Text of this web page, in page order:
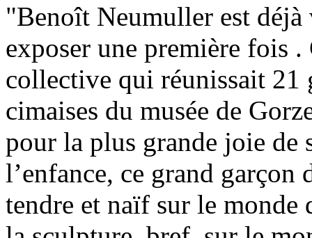
"Benoît Neumuller est
exposer une première fois
collective qui réunissait 21
cimaises du musée de
pour la plus grande joie de
l’enfance, ce grand garçon
tendre et naïf sur le monde